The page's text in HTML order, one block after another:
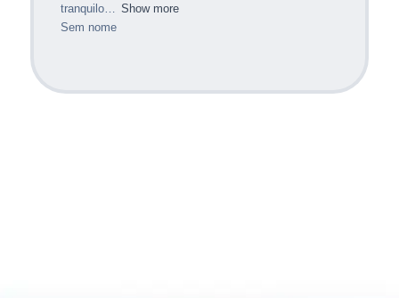
tranquilo
Show more
Sem nome